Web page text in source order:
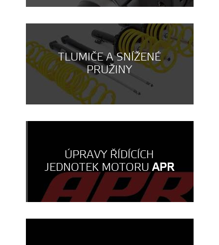
TLUMIČE A SNÍŽENÉ
PRUŽINY
ÚPRAVY ŘÍDÍCÍCH
JEDNOTEK MOTORUAPR